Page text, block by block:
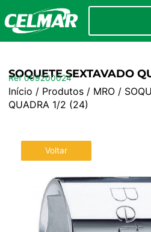
SOQUETE SEXTAVADO
Ref 009200024
Início / Produtos/ MRO/
QUADRA 1/2 (24)
Voltar